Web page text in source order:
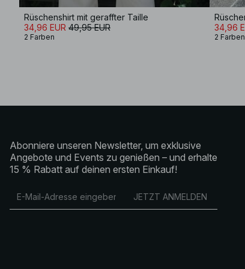
Rüschenshirt mit geraffter Taille
34,96 EUR 49,95 EUR
2 Farben
34,96
2 Farben
Abonniere unseren Newsletter, um exklusive
Angebote und Events zu genießen – und erhalte
15 % Rabatt auf deinen ersten Einkauf!
JETZT ANMELDEN